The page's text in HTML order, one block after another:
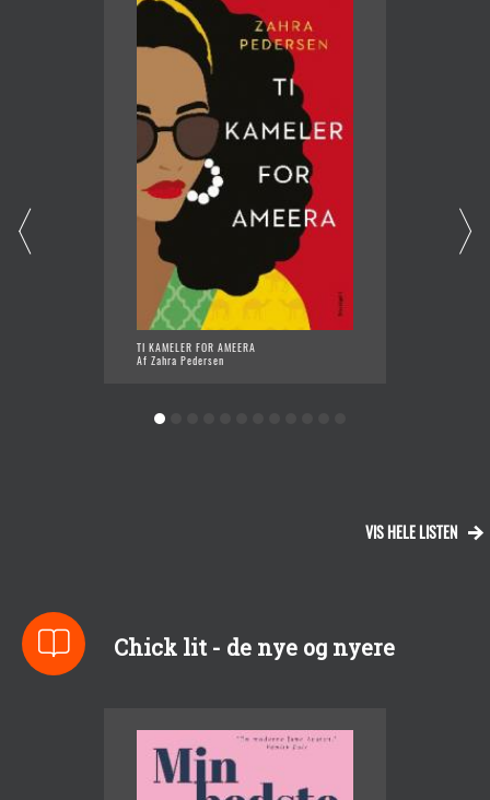
TI KAMELER FOR AMEERA
Af Zahra Pedersen
VIS HELE LISTEN
Chick lit - de nye og nyere